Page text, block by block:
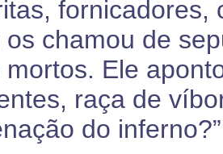
os chamou de
mortos. Ele
raça de
do